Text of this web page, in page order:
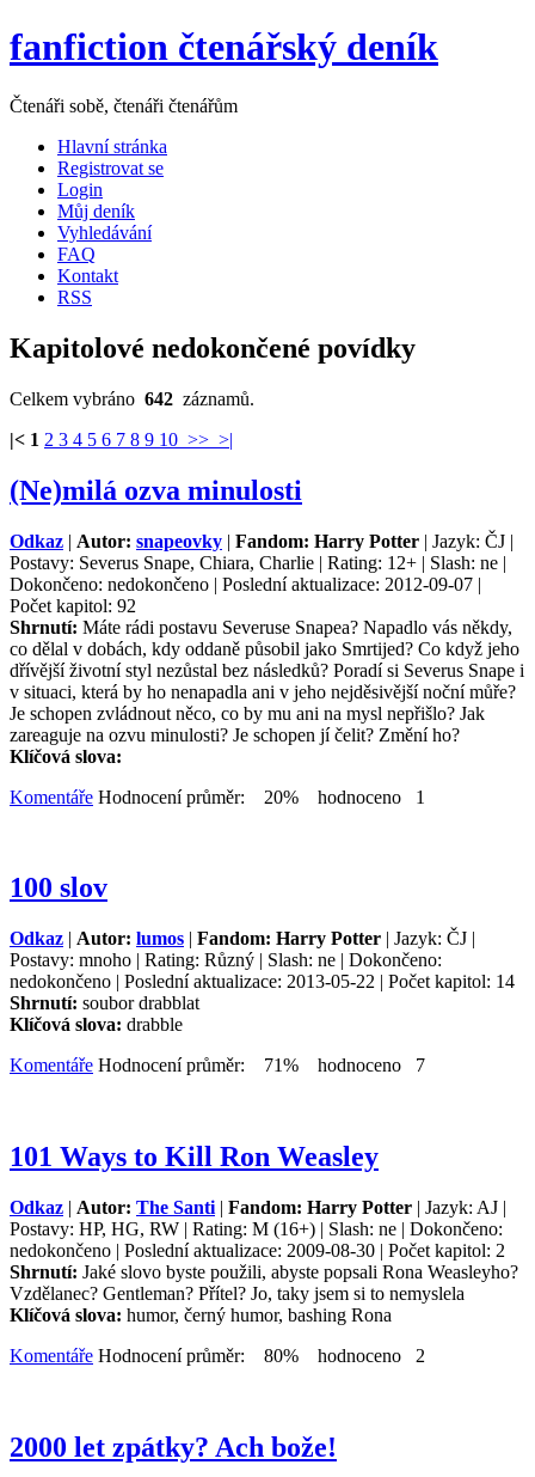
fanfiction čtenářský deník
Čtenáři sobě, čtenáři čtenářům
Hlavní stránka
Registrovat se
Login
Můj deník
Vyhledávání
FAQ
Kontakt
RSS
Kapitolové nedokončené povídky
Celkem vybráno 642 záznamů.
|< 1 2 3 4 5 6 7 8 9 10 >> >|
(Ne)milá ozva minulosti
Odkaz | Autor: snapeovky | Fandom: Harry Potter | Jazyk: ČJ |
Postavy: Severus Snape, Chiara, Charlie | Rating: 12+ | Slash: ne |
Dokončeno: nedokončeno | Poslední aktualizace: 2012-09-07 |
Počet kapitol: 92
Shrnutí: Máte rádi postavu Severuse Snapea? Napadlo vás někdy,
co dělal v dobách, kdy oddaně působil jako Smrtijed? Co když jeho
dřívější životní styl nezůstal bez následků? Poradí si Severus Snape i
v situaci, která by ho nenapadla ani v jeho nejděsivější noční můře?
Je schopen zvládnout něco, co by mu ani na mysl nepřišlo? Jak
zareaguje na ozvu minulosti? Je schopen jí čelit? Změní ho?
Klíčová slova:
Komentáře Hodnocení průměr: 20% hodnoceno 1
100 slov
Odkaz | Autor: lumos | Fandom: Harry Potter | Jazyk: ČJ |
Postavy: mnoho | Rating: Různý | Slash: ne | Dokončeno:
nedokončeno | Poslední aktualizace: 2013-05-22 | Počet kapitol: 14
Shrnutí: soubor drabblat
Klíčová slova: drabble
Komentáře Hodnocení průměr: 71% hodnoceno 7
101 Ways to Kill Ron Weasley
Odkaz | Autor: The Santi | Fandom: Harry Potter | Jazyk: AJ |
Postavy: HP, HG, RW | Rating: M (16+) | Slash: ne | Dokončeno:
nedokončeno | Poslední aktualizace: 2009-08-30 | Počet kapitol: 2
Shrnutí: Jaké slovo byste použili, abyste popsali Rona Weasleyho?
Vzdělanec? Gentleman? Přítel? Jo, taky jsem si to nemyslela
Klíčová slova: humor, černý humor, bashing Rona
Komentáře Hodnocení průměr: 80% hodnoceno 2
2000 let zpátky? Ach bože!